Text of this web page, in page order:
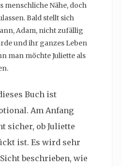
menschliche Nähe, doch
Bald stellt sich
Adam, nicht zufällig
und ihr ganzes Leben
man möchte Juliette als
Buch ist
Am Anfang
sicher, ob Juliette
ist. Es wird sehr
beschrieben, wie